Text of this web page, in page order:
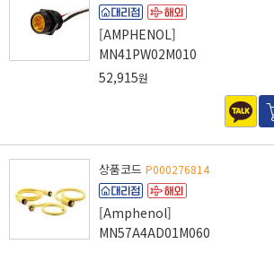
[AMPHENOL]
MN41PW02M010
52,915원
상품코드 P000276814
[Amphenol]
MN57A4AD01M060